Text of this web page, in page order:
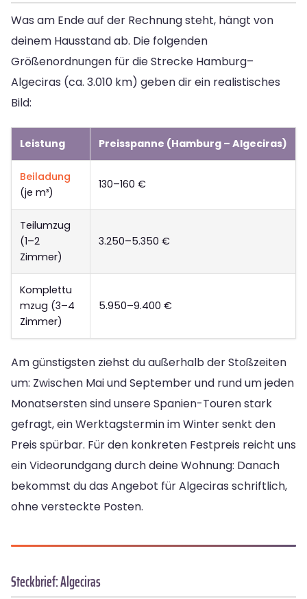
Was am Ende auf der Rechnung steht, hängt von
deinem Hausstand ab. Die folgenden
Größenordnungen für die Strecke Hamburg–
Algeciras (ca. 3.010 km) geben dir ein realistisches
Bild:
Leistung Preisspanne (Hamburg – Algeciras)
Beiladung
(je m³)
130–160 €
Teilumzug
(1–2
Zimmer)
3.250–5.350 €
Komplettu
mzug (3–4
Zimmer)
5.950–9.400 €
Am günstigsten ziehst du außerhalb der Stoßzeiten
um: Zwischen Mai und September und rund um jeden
Monatsersten sind unsere Spanien-Touren stark
gefragt, ein Werktagstermin im Winter senkt den
Preis spürbar. Für den konkreten Festpreis reicht uns
ein Videorundgang durch deine Wohnung: Danach
bekommst du das Angebot für Algeciras schriftlich,
ohne versteckte Posten.
Steckbrief: Algeciras